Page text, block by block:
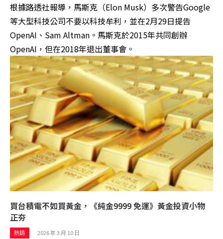
根據路透社報導，馬斯克（Elon Musk）多次警告Google
等大型科技公司不要以科技牟利，並在2月29日提告
OpenAI、Sam Altman。馬斯克於2015年共同創辦
OpenAI，但在2018年退出董事會。
買台積電不如買黃金，《純金9999 免運》黃金投資小物
正夯
熱銷 2026 年 3 月 10 日